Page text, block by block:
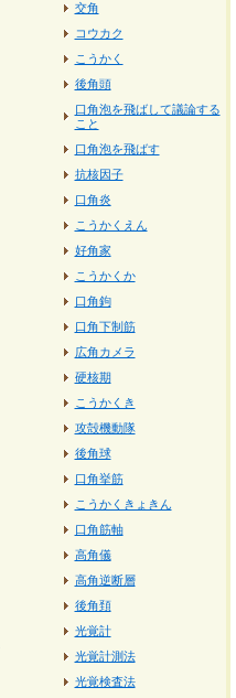
交角
コウカク
こうかく
後角頭
口角泡を飛ばして議論する
こと
口角泡を飛ばす
抗核因子
口角炎
こうかくえん
好角家
こうかくか
口角鉤
口角下制筋
広角カメラ
硬核期
こうかくき
攻殻機動隊
後角球
口角挙筋
こうかくきょきん
口角筋軸
高角儀
高角逆断層
後角頚
光覚計
光覚計測法
光覚検査法